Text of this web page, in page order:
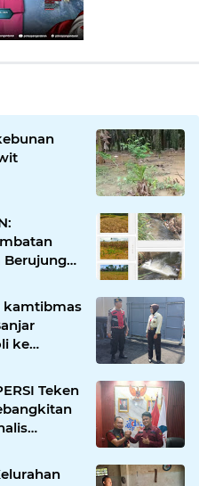
Berujung
kamtibmas
ke
di
Teken